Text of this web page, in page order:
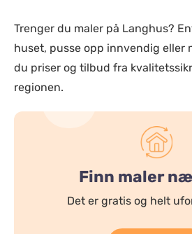
Trenger du maler på Langhus?
huset, pusse opp innvendig eller
du priser og tilbud fra
regionen.
Finn maler
Det er gratis og helt